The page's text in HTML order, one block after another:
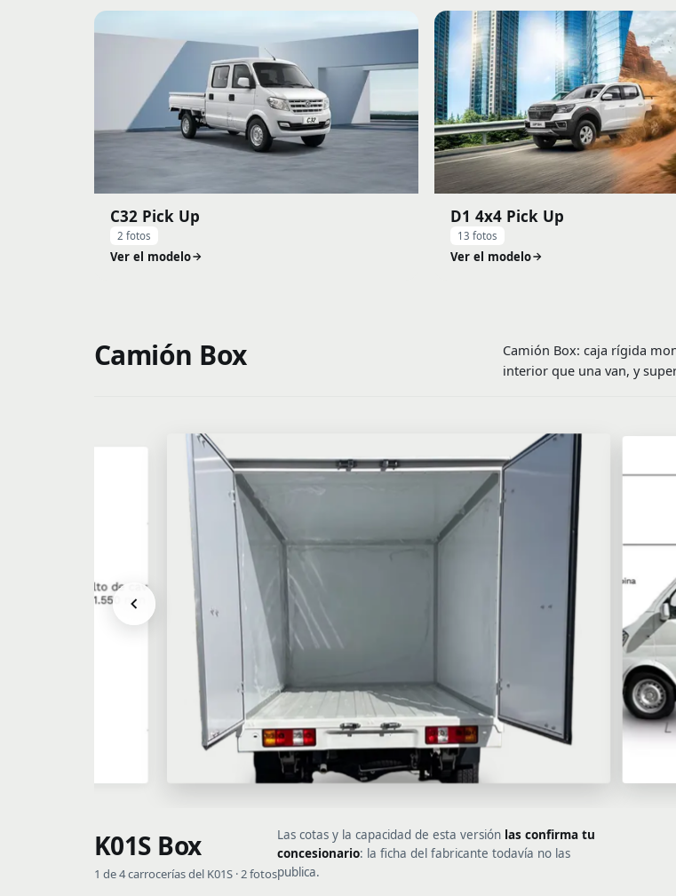
C32 Pick Up
2 fotos
Ver el modelo
D1 4x4 Pick Up
13 fotos
Ver el modelo
Camión Box
Camión Box: caja rígida
interior que una van, y
K01S Box
1 de 4 carrocerías del K01S · 2 fotos
Las cotas y la capacidad de esta versión las confirma tu
concesionario: la ficha del fabricante todavía no las
publica.